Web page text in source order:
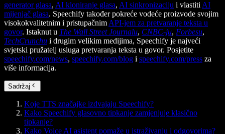
generator glasa, AI kloniranje glasa, AI sinkronizaciju i vlastiti AI
mijenjač glasa. Speechify također pokreće vodeće proizvode svojim
visokokvalitetnim i pristupačnim API-jem za pretvaranje teksta u
govor. Istaknut u The Wall Street Journalu, CNBC-ju, Forbesu,
TechCrunchu i drugim velikim medijima, Speechify je najveći
svjetski pružatelj usluga pretvaranja teksta u govor. Posjetite
speechify.com/news, speechify.com/blog i speechify.com/press za
više informacija.
Sadržaj
Koje TTS značajke izdvajaju Speechify?
Kako Speechify glasovno tipkanje zamjenjuje klasično
tipkanje?
Kako Voice AI asistent pomaže u istraživanju i odgovorima?